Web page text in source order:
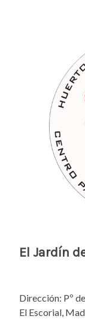
El Jardín
Dirección: Pº
El Escorial,